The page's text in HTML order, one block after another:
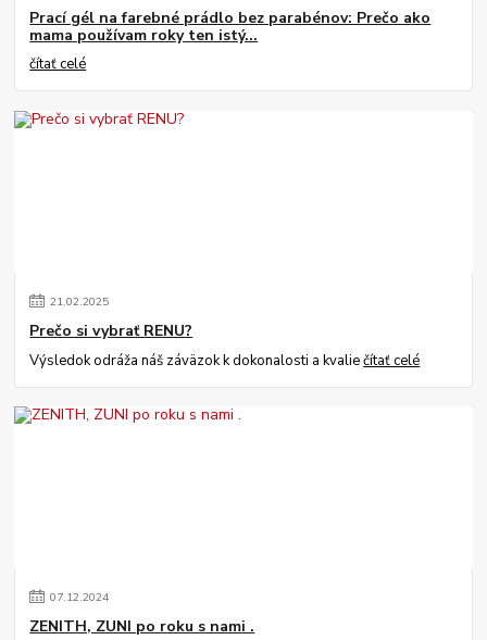
Prací gél na farebné prádlo bez parabénov: Prečo ako
mama používam roky ten istý...
čítať celé
21.02.2025
Prečo si vybrať RENU?
Výsledok odráža náš záväzok k dokonalosti a kvaliečítať celé
07.12.2024
ZENITH, ZUNI po roku s nami .